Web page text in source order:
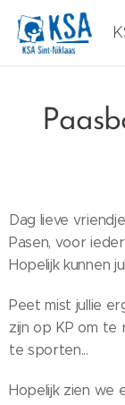
Dag lieve
Pasen, voor
Hopelijk kunnen
Peet mist jullie
zijn op KP om te
te sporten...
Hopelijk zien we